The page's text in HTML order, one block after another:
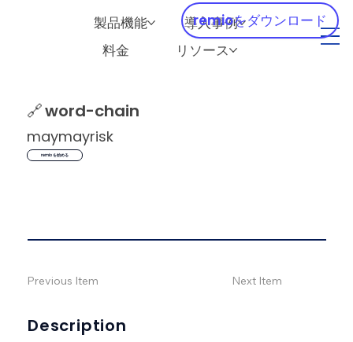
製品機能
導入事例
料金
リソース
remioをダウンロード
🔗word-chain
maymayrisk
remio を始める
Description
Previous Item Next Item